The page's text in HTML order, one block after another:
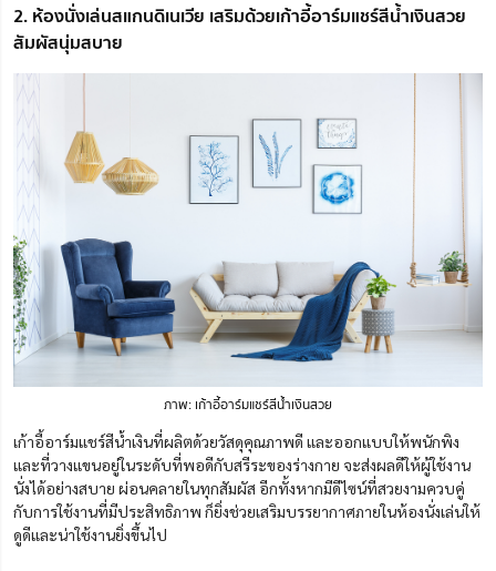
2. ห้องนั่งเล่นสแกนดิเนเวีย เสริมด้วยเก้าอี้อาร์มแชร์สีน้ำเงินสวย
สัมผัสนุ่มสบาย
ภาพ: เก้าอี้อาร์มแชร์สีน้ำเงินสวย
เก้าอี้อาร์มแชร์สีน้ำเงินที่ผลิตด้วยวัสดุคุณภาพดี และออกแบบให้พนักพิง
และที่วางแขนอยู่ในระดับที่พอดีกับสรีระของร่างกาย จะส่งผลดีให้ผู้ใช้งาน
นั่งได้อย่างสบาย ผ่อนคลายในทุกสัมผัส อีกทั้งหากมีดีไซน์ที่สวยงามควบคู่
กับการใช้งานที่มีประสิทธิภาพ ก็ยิ่งช่วยเสริมบรรยากาศภายในห้องนั่งเล่นให้
ดูดีและน่าใช้งานยิ่งขึ้นไป